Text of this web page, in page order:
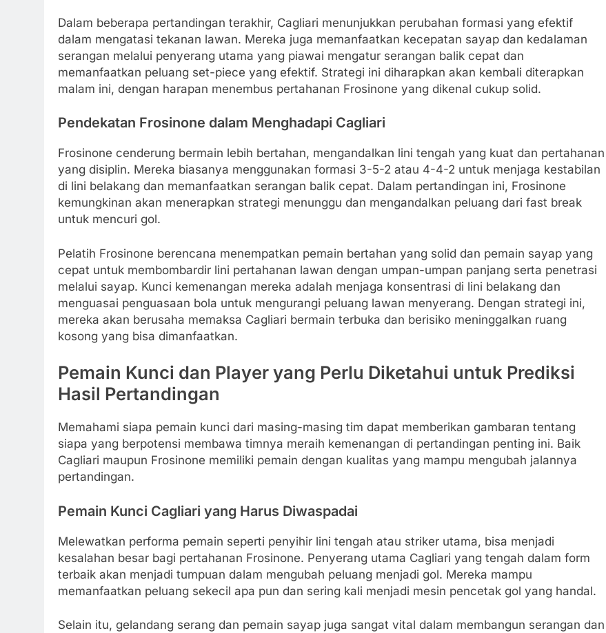
Dalam beberapa pertandingan terakhir, Cagliari menunjukkan perubahan formasi yang efektif
dalam mengatasi tekanan lawan. Mereka juga memanfaatkan kecepatan sayap dan kedalaman
serangan melalui penyerang utama yang piawai mengatur serangan balik cepat dan
memanfaatkan peluang set-piece yang efektif. Strategi ini diharapkan akan kembali diterapkan
malam ini, dengan harapan menembus pertahanan Frosinone yang dikenal cukup solid.
Pendekatan Frosinone dalam Menghadapi Cagliari
Frosinone cenderung bermain lebih bertahan, mengandalkan lini tengah yang kuat dan pertahanan
yang disiplin. Mereka biasanya menggunakan formasi 3-5-2 atau 4-4-2 untuk menjaga kestabilan
di lini belakang dan memanfaatkan serangan balik cepat. Dalam pertandingan ini, Frosinone
kemungkinan akan menerapkan strategi menunggu dan mengandalkan peluang dari fast break
untuk mencuri gol.
Pelatih Frosinone berencana menempatkan pemain bertahan yang solid dan pemain sayap yang
cepat untuk membombardir lini pertahanan lawan dengan umpan-umpan panjang serta penetrasi
melalui sayap. Kunci kemenangan mereka adalah menjaga konsentrasi di lini belakang dan
menguasai penguasaan bola untuk mengurangi peluang lawan menyerang. Dengan strategi ini,
mereka akan berusaha memaksa Cagliari bermain terbuka dan berisiko meninggalkan ruang
kosong yang bisa dimanfaatkan.
Pemain Kunci dan Player yang Perlu Diketahui untuk Prediksi
Hasil Pertandingan
Memahami siapa pemain kunci dari masing-masing tim dapat memberikan gambaran tentang
siapa yang berpotensi membawa timnya meraih kemenangan di pertandingan penting ini. Baik
Cagliari maupun Frosinone memiliki pemain dengan kualitas yang mampu mengubah jalannya
pertandingan.
Pemain Kunci Cagliari yang Harus Diwaspadai
Melewatkan performa pemain seperti penyihir lini tengah atau striker utama, bisa menjadi
kesalahan besar bagi pertahanan Frosinone. Penyerang utama Cagliari yang tengah dalam form
terbaik akan menjadi tumpuan dalam mengubah peluang menjadi gol. Mereka mampu
memanfaatkan peluang sekecil apa pun dan sering kali menjadi mesin pencetak gol yang handal.
Selain itu, gelandang serang dan pemain sayap juga sangat vital dalam membangun serangan dan